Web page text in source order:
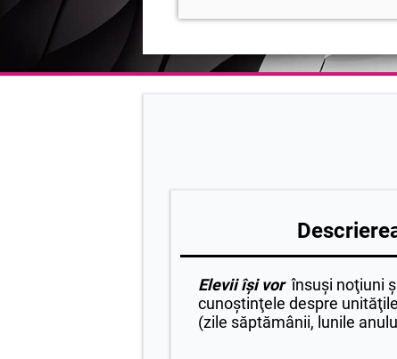
Elevii își vor însuşi noţiuni
cunoştinţele despre
(zile săptămânii, lunile